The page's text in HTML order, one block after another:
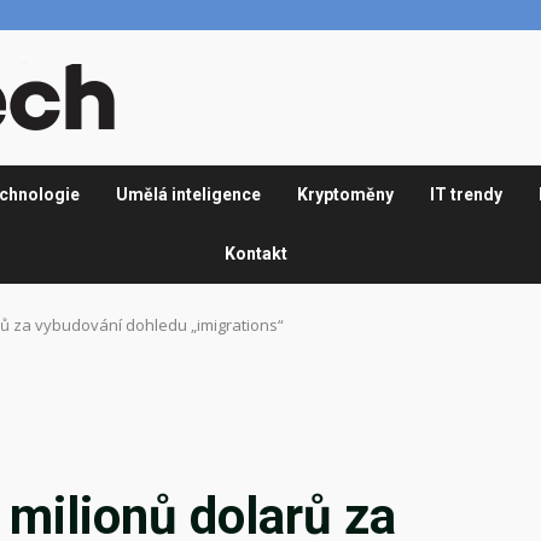
Umělá inteligence Kryptoměny IT trendy
Kontakt
za vybudování dohledu „imigrations“
dolarů za